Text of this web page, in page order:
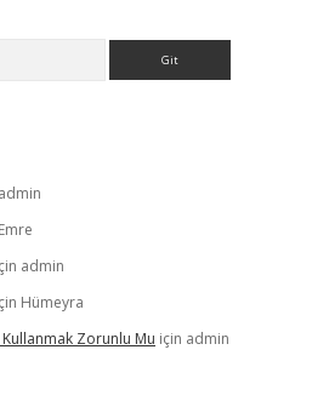
admin
Emre
admin
Hümeyra
Zorunlu Mu için admin